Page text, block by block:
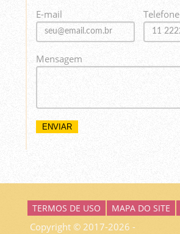
E-mail Telefone
Mensagem
TERMOS DE USO MAPA DO SITE
Copyright © 2017-2026 -